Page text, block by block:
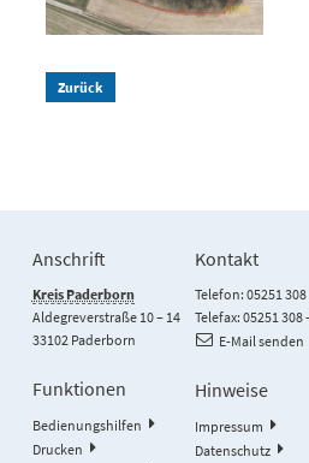
Zurück
Anschrift
Kreis Paderborn
Aldegreverstraße 10 – 14
33102 Paderborn
Kontakt
Telefon: 05251 308
Telefax: 05251 308
E-Mail senden
Funktionen
Bedienungshilfen
Drucken
Hinweise
Impressum
Datenschutz